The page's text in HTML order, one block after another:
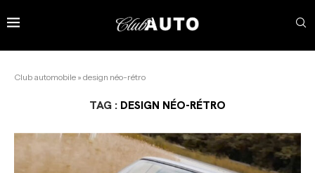
Club automobile » design néo-rétro
TAG : DESIGN NÉO-RÉTRO